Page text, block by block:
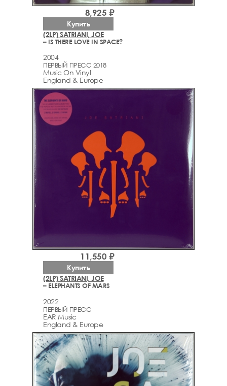
(2LP) SATRIANI, JOE
– IS THERE LOVE IN SPACE?
2004
ПЕРВЫЙ ПРЕСС 2018
Music On Vinyl
England & Europe
8,925 ₽
Купить
(2LP) SATRIANI, JOE
– ELEPHANTS OF MARS
2022
ПЕРВЫЙ ПРЕСС
EAR Music
England & Europe
11,550 ₽
Купить